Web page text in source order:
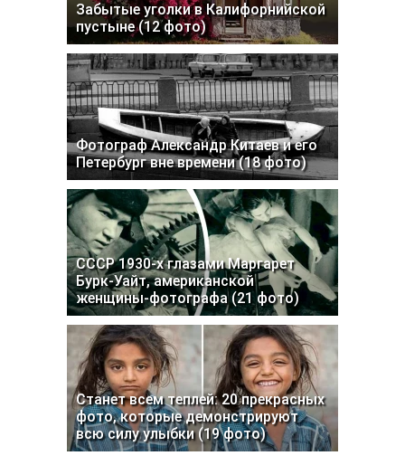
Забытые уголки в Калифорнийской
пустыне (12 фото)
Фотограф Александр Китаев и его
Петербург вне времени (18 фото)
СССР 1930-х глазами Маргарет
Бурк-Уайт, американской
женщины-фотографа (21 фото)
Станет всем теплей: 20 прекрасных
фото, которые демонстрируют
всю силу улыбки (19 фото)